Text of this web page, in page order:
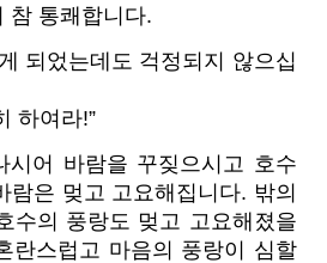
참 통쾌합니다.
되었는데도 걱정되지 않으십
하여라!”
시어 바람을 꾸짖으시고 호수
람은 멎고 고요해집니다. 밖의
수의 풍랑도 멎고 고요해졌을
란스럽고 마음의 풍랑이 심할